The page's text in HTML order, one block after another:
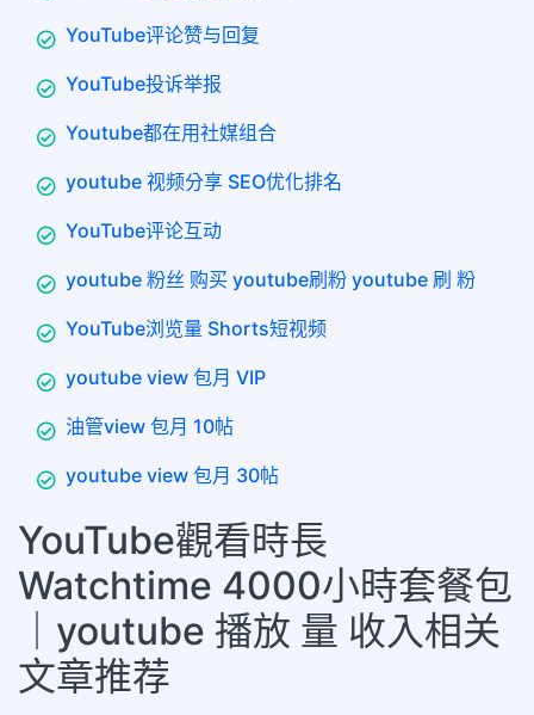
YouTube评论赞与回复
YouTube投诉举报
Youtube都在用社媒组合
youtube 视频分享 SEO优化排名
YouTube评论互动
youtube 粉丝 购买 youtube刷粉 youtube 刷 粉
YouTube浏览量 Shorts短视频
youtube view 包月 VIP
油管view 包月 10帖
youtube view 包月 30帖
YouTube觀看時長
Watchtime 4000小時套餐包
｜youtube 播放 量 收入相关
文章推荐